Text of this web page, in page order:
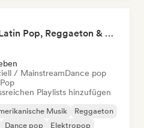
Sabor Pop 🌶️ Latin Pop, Reggaeton & Latin Club Hits
/ MainstreamDance pop
Playlists hinzufügen
Musik
Reggaeton
Dance pop Elektropop